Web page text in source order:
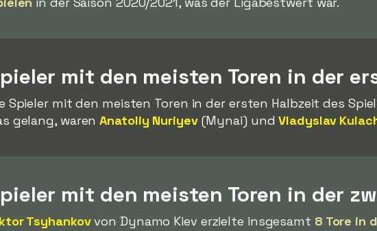
mit den meisten Toren in der
Spieler mit den meisten Toren in der ersten Halbzeit des
gelang, warenAnatoliy Nuriyev(Mynai) undVladyslav
mit den meisten Toren in der
Tsyhankovvon Dynamo Kiev erzielte insgesamt 8 Tore in